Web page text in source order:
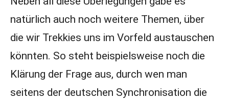
natürlich auch noch weitere Themen, über
die wir Trekkies uns im Vorfeld austauschen
könnten. So steht beispielsweise noch die
Klärung der Frage aus, durch wen man
seitens der deutschen Synchronisation die